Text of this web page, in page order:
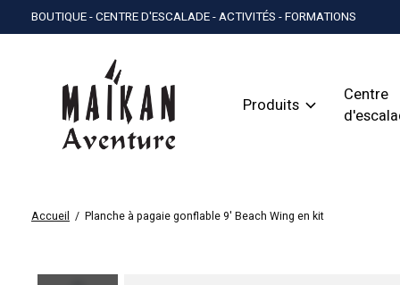
BOUTIQUE - CENTRE D'ESCALADE - ACTIVITÉS - FORMATIONS
Produits
Centre
Accueil / Planche à pagaie gonflable 9' Beach Wing en kit